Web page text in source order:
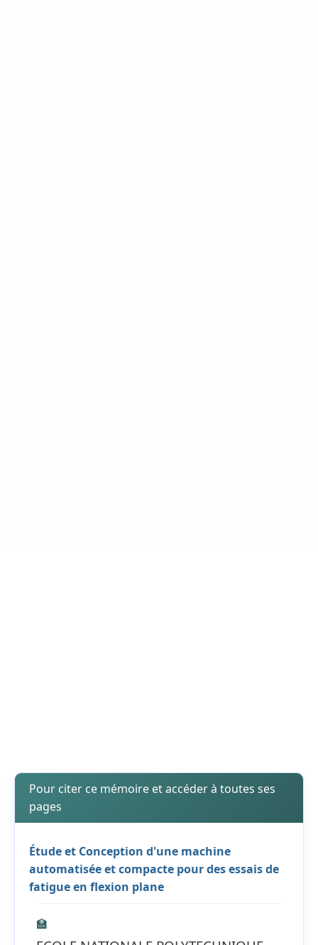
Pour citer ce mémoire et accéder à toutes ses
pages
Étude et Conception d'une machine
automatisée et compacte pour des essais de
fatigue en flexion plane
🏫